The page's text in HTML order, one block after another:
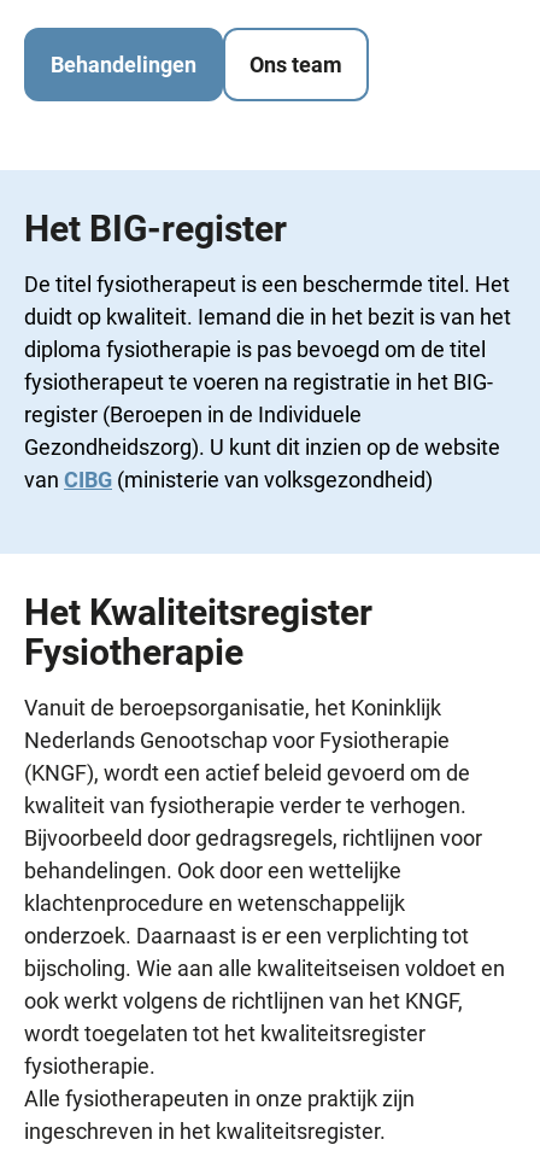
Behandelingen Ons team
Het BIG-register
De titel fysiotherapeut is een beschermde titel. Het
duidt op kwaliteit. Iemand die in het bezit is van het
diploma fysiotherapie is pas bevoegd om de titel
fysiotherapeut te voeren na registratie in het BIG-
register (Beroepen in de Individuele
Gezondheidszorg). U kunt dit inzien op de website
van CIBG (ministerie van volksgezondheid)
Het Kwaliteitsregister
Fysiotherapie
Vanuit de beroepsorganisatie, het Koninklijk
Nederlands Genootschap voor Fysiotherapie
(KNGF), wordt een actief beleid gevoerd om de
kwaliteit van fysiotherapie verder te verhogen.
Bijvoorbeeld door gedragsregels, richtlijnen voor
behandelingen. Ook door een wettelijke
klachtenprocedure en wetenschappelijk
onderzoek. Daarnaast is er een verplichting tot
bijscholing. Wie aan alle kwaliteitseisen voldoet en
ook werkt volgens de richtlijnen van het KNGF,
wordt toegelaten tot het kwaliteitsregister
fysiotherapie.
Alle fysiotherapeuten in onze praktijk zijn
ingeschreven in het kwaliteitsregister.